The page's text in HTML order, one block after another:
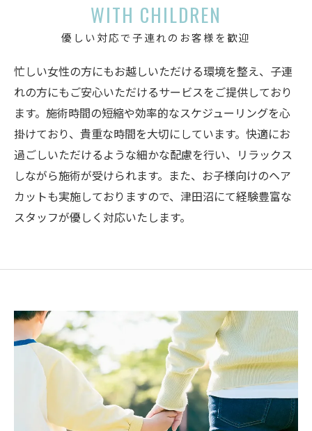
優しい対応で子連れのお客様を歓迎
WITH CHILDREN
忙しい女性の方にもお越しいただける環境を整え、子連
れの方にもご安心いただけるサービスをご提供しており
ます。施術時間の短縮や効率的なスケジューリングを心
掛けており、貴重な時間を大切にしています。快適にお
過ごしいただけるような細かな配慮を行い、リラックス
しながら施術が受けられます。また、お子様向けのヘア
カットも実施しておりますので、津田沼にて経験豊富な
スタッフが優しく対応いたします。